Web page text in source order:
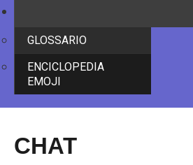
GLOSSARIO
ENCICLOPEDIA
EMOJI
CHAT